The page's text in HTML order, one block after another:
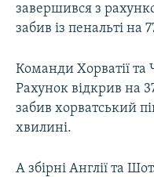
завершився з
забив із пенальті
Команди Хорватії та
Рахунок відкрив на
забив хорватський
хвилині.
А збірні Англії та